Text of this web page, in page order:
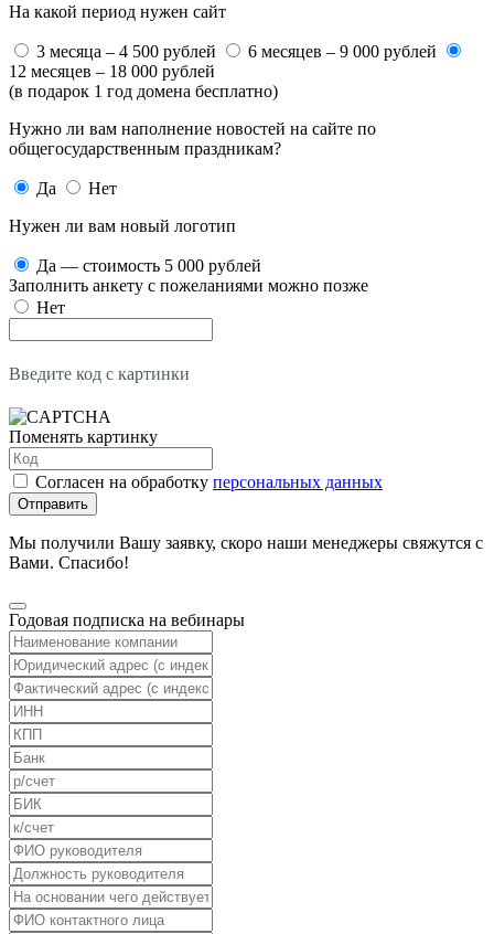
На какой период нужен сайт
3 месяца – 4 500 рублей
6 месяцев – 9 000 рублей
12 месяцев – 18 000 рублей
(в подарок 1 год домена бесплатно)
Нужно ли вам наполнение новостей на сайте по
общегосударственным праздникам?
Да
Нет
Нужен ли вам новый логотип
Да — стоимость 5 000 рублей
Заполнить анкету с пожеланиями можно позже
Нет
Введите код с картинки
Поменять картинку
Согласен на обработку персональных данных
Отправить
Мы получили Вашу заявку, скоро наши менеджеры свяжутся с
Вами. Спасибо!
Годовая подписка на вебинары